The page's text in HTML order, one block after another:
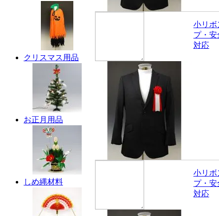
クリスマス用品
お正月用品
しめ縄材料
小リボ
プ・
対応
小リボ
プ・
対応